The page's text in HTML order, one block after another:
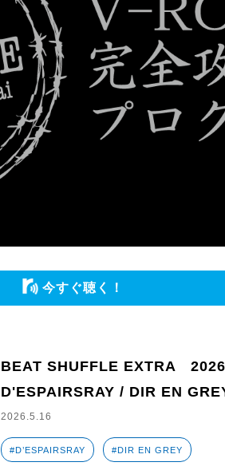
今すぐ聴く！
BEAT SHUFFLE EXTRA
D'ESPAIRSRAY / DIR EN
2026.5.16
#D’ESPAIRSRAY #DIR EN GREY